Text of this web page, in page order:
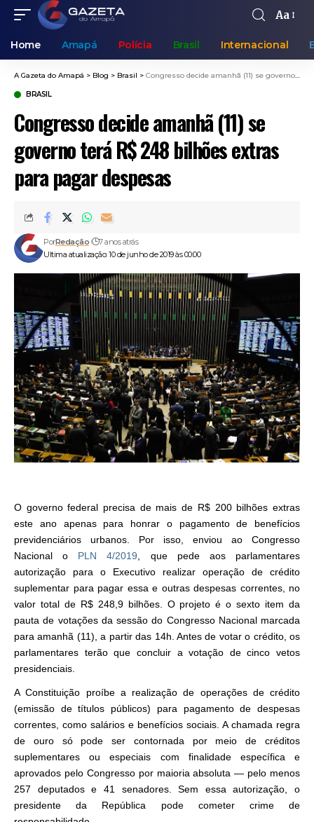
Aa
Home Amapá Polícia Brasil Internacional
A Gazeta do Amapá > Blog > Brasil > Congresso decide amanhã (11) se governo terá R$ 248 bilhões extras para pagar despesas
BRASIL
Congresso decide amanhã (11) se
governo terá R$ 248 bilhões extras
para pagar despesas
Ultima atualização: 10 de junho de 2019 às 00:00
PorRedação 7 anos atrás
O governo federal precisa de mais de R$ 200 bilhões extras
este ano apenas para honrar o pagamento de benefícios
previdenciários urbanos. Por isso, enviou ao Congresso
Nacional o PLN 4/2019 , que pede aos parlamentares
autorização para o Executivo realizar operação de crédito
suplementar para pagar essa e outras despesas correntes, no
valor total de R$ 248,9 bilhões. O projeto é o sexto item da
pauta de votações da sessão do Congresso Nacional marcada
para amanhã (11), a partir das 14h. Antes de votar o crédito, os
parlamentares terão que concluir a votação de cinco vetos
presidenciais.
A Constituição proíbe a realização de operações de crédito
(emissão de títulos públicos) para pagamento de despesas
correntes, como salários e benefícios sociais. A chamada regra
de ouro só pode ser contornada por meio de créditos
suplementares ou especiais com finalidade específica e
aprovados pelo Congresso por maioria absoluta — pelo menos
257 deputados e 41 senadores. Sem essa autorização, o
presidente da República pode cometer crime de